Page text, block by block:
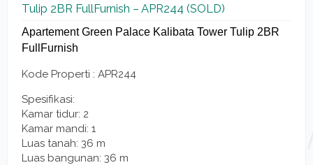
Tulip 2BR FullFurnish – APR244 (SOLD)
Apartement Green Palace Kalibata Tower Tulip 2BR
FullFurnish
Kode Properti : APR244
Spesifikasi:
Kamar tidur: 2
Kamar mandi: 1
Luas tanah: 36 m
Luas bangunan: 36 m